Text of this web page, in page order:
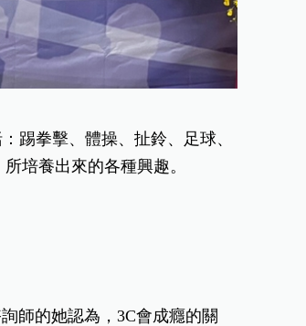
踢拳擊、體操、扯鈴、足球、
培養出來的各種興趣。
師的她認為，3C會成癮的關